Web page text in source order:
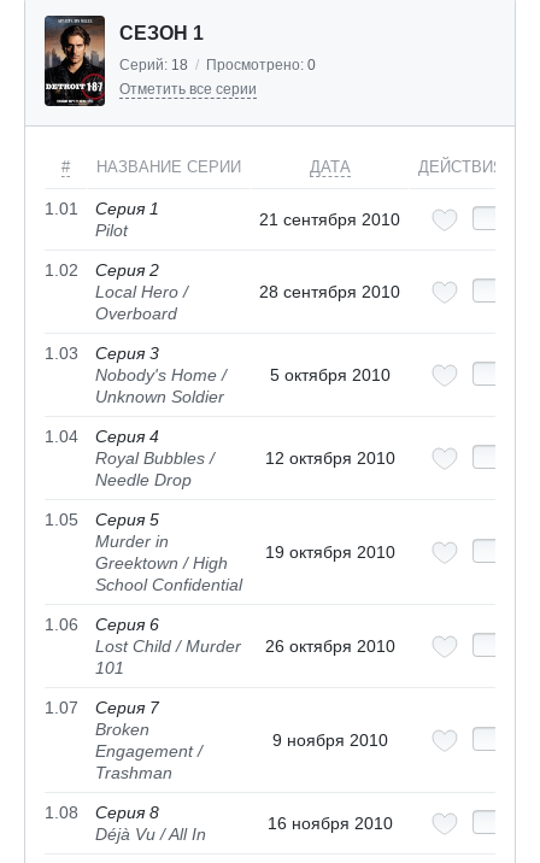
СЕЗОН 1
Серий: 18 / Просмотрено: 0
Отметить все серии
# НАЗВАНИЕ СЕРИИ ДАТА ДЕЙСТВИЯ
1.01
Серия 1
Pilot
21 сентября 2010
1.02
Серия 2
Local Hero /
Overboard
28 сентября 2010
1.03
Серия 3
Nobody's Home /
Unknown Soldier
5 октября 2010
1.04
Серия 4
Royal Bubbles /
Needle Drop
12 октября 2010
1.05
Серия 5
Murder in
Greektown / High
School Confidential
19 октября 2010
1.06
Серия 6
Lost Child / Murder
101
26 октября 2010
1.07
Серия 7
Broken
Engagement /
Trashman
9 ноября 2010
1.08
Серия 8
Déjà Vu / All In
16 ноября 2010